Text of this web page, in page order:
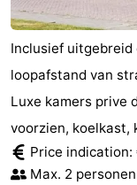
Inclusief
loopafstand van
Luxe kamers prive
voorzien, koelkast,
Price indication:
Max. 2